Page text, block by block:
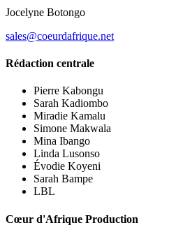
Jocelyne Botongo
sales@coeurdafrique.net
Rédaction centrale
Pierre Kabongu
Sarah Kadiombo
Miradie Kamalu
Simone Makwala
Mina Ibango
Linda Lusonso
Évodie Koyeni
Sarah Bampe
LBL
Cœur d'Afrique Production